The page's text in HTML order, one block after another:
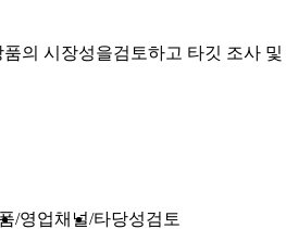
의 시장성을검토하고 타깃 조사
영업채널 타당성검토